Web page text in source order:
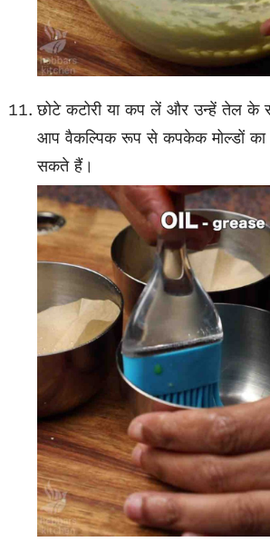
छोटे कटोरी या कप लें और उन्हें तेल के
आप वैकल्पिक रूप से कपकेक मोल्डों का
सकते हैं।